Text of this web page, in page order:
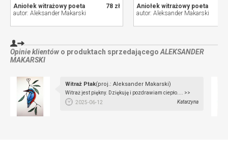
78 zł
Aniołek witrażowy poeta
autor: Aleksander Makarski
Aniołek witrażowy poeta
autor: Aleksander Makarski
Opinie klientów o produktach sprzedającego ALEKSANDER
MAKARSKI
Witraż Ptak(proj.: Aleksander Makarski)
Witraż jest piękny. Dziękuję i pozdrawiam ciepło.... >>
2025-06-12
Katarzyna